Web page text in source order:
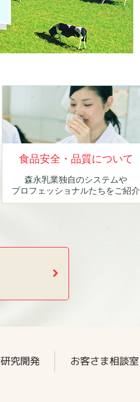
食品安全・品質について
森永乳業独自のシステムや
プロフェッショナルたちをご紹介
研究開発 お客さま相談室